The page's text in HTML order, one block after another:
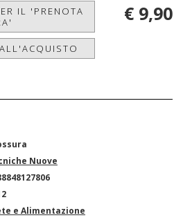
IL 'PRENOTA
€ 9,90
Nuove
e Alimentazione